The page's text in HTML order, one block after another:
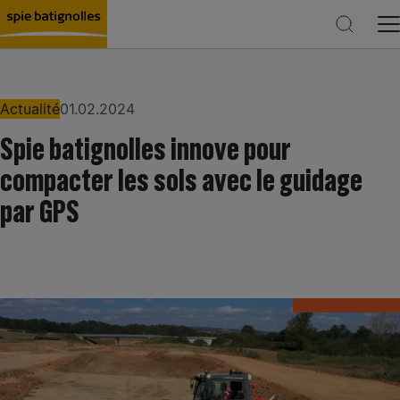
Rechercher
Actualité01.02.2024
Spie batignolles innove pour
compacter les sols avec le guidage
par GPS